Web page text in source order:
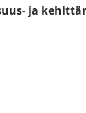
ja